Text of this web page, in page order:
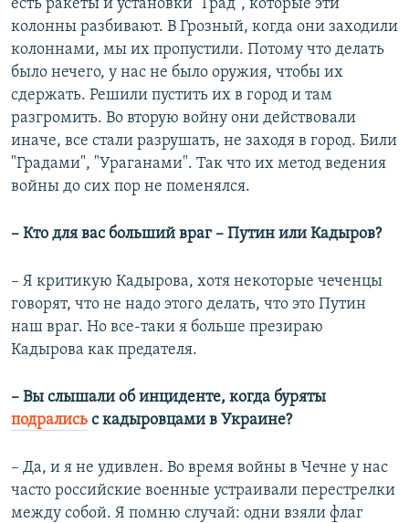
есть ракеты и установки "Град", которые эти
колонны разбивают. В Грозный, когда они заходили
колоннами, мы их пропустили. Потому что делать
было нечего, у нас не было оружия, чтобы их
сдержать. Решили пустить их в город и там
разгромить. Во вторую войну они действовали
иначе, все стали разрушать, не заходя в город. Били
"Градами", "Ураганами". Так что их метод ведения
войны до сих пор не поменялся.
– Кто для вас больший враг – Путин или Кадыров?
– Я критикую Кадырова, хотя некоторые чеченцы
говорят, что не надо этого делать, что это Путин
наш враг. Но все-таки я больше презираю
Кадырова как предателя.
– Вы слышали об инциденте, когда буряты
подрались с кадыровцами в Украине?
– Да, и я не удивлен. Во время войны в Чечне у нас
часто российские военные устраивали перестрелки
между собой. Я помню случай: одни взяли флаг